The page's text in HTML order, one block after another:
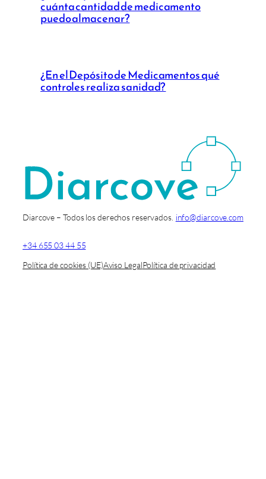
cuánta cantidad de medicamento
puedo almacenar?
¿En el Depósito de Medicamentos qué
controles realiza sanidad?
Diarcove – Todos los derechos reservados. info@diarcove.com
+34 655 03 44 55
Política de cookies (UE)Aviso LegalPolítica de privacidad